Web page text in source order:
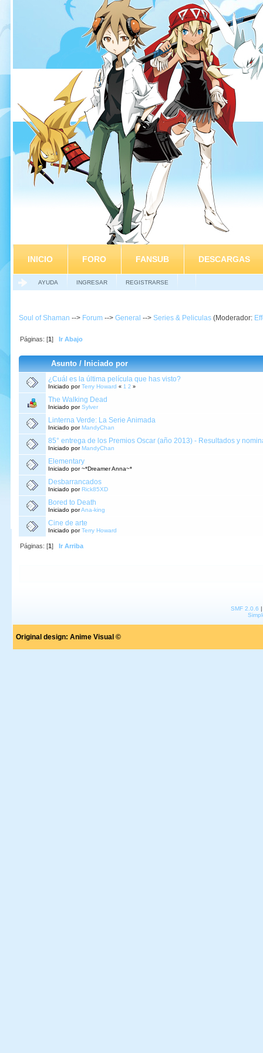
INICIO FORO FANSUB DESCARGAS
AYUDA INGRESAR REGISTRARSE
Soul of Shaman --> Forum --> General --> Series & Peliculas (Moderador:
Páginas: [1]Ir Abajo
Asunto/Iniciado por
¿Cuál es la última película que has visto?
Iniciado porTerry Howard « 1 2 »
The Walking Dead
Iniciado porSylver
Linterna Verde: La Serie Animada
Iniciado porMandyChan
85° entrega de los Premios Oscar (año 2013) - Resultados y
Iniciado porMandyChan
Elementary
Iniciado por ~*Dreamer Anna~*
Desbarrancados
Iniciado porRick85XD
Bored to Death
Iniciado porAna-king
Cine de arte
Iniciado porTerry Howard
Páginas: [1]Ir Arriba
SMF 2.0.6
Original design: Anime Visual ©